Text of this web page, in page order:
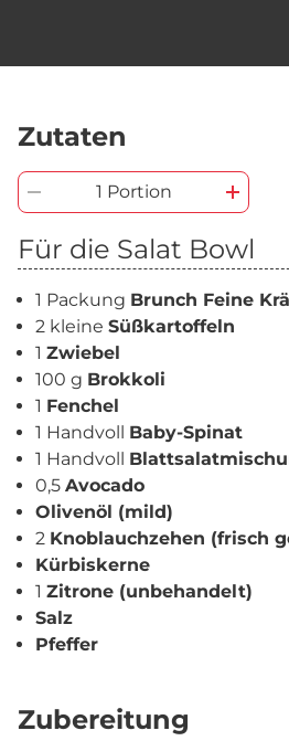
Zutaten
1 Portion
Für die Salat Bowl
1 Packung Brunch Feine
2 kleine Süßkartoffeln
1 Zwiebel
100 g Brokkoli
1 Fenchel
1 Handvoll Baby-Spinat
1 Handvoll
0,5 Avocado
Olivenöl (mild)
2 Knoblauchzehen (frisch
Kürbiskerne
1 Zitrone (unbehandelt)
Salz
Pfeffer
Zubereitung